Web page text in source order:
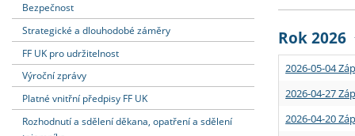
Dozvědět se více Strategie
Podpora
Podat přihlášku Učitelské
Dozvědět se více
Rigorózní
Dozvědět se více
Granty a
Dozvědět se více
Bezpečnost
Strategické a dlouhodobé záměry
FF UK pro udržitelnost
Výroční zprávy
Platné vnitřní předpisy FF UK
Rozhodnutí a sdělení děkana, opatření a sdělení
Rok 2026
2026-05-04
2026-04-27
2026-04-20